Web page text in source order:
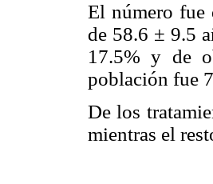
El número fue
de 58.6 ± 9.5
17.5% y de
población fue
De los
mientras el